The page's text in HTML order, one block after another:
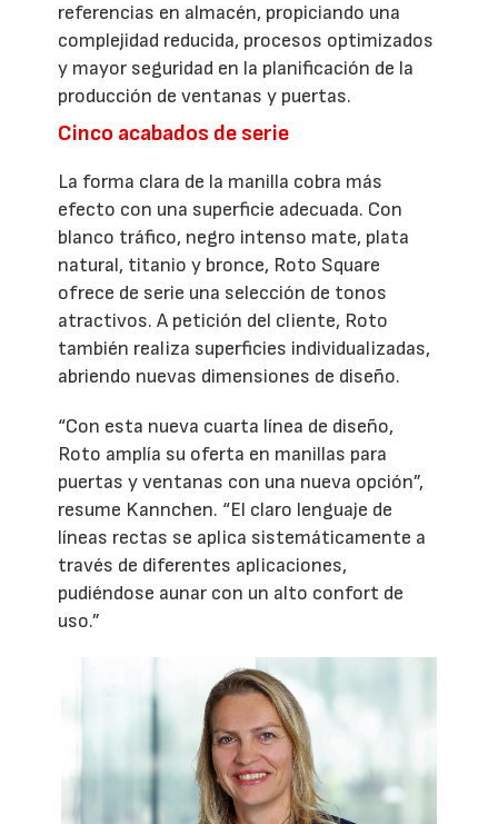
referencias en almacén, propiciando una
complejidad reducida, procesos optimizados
y mayor seguridad en la planificación de la
producción de ventanas y puertas.
Cinco acabados de serie
La forma clara de la manilla cobra más
efecto con una superficie adecuada. Con
blanco tráfico, negro intenso mate, plata
natural, titanio y bronce, Roto Square
ofrece de serie una selección de tonos
atractivos. A petición del cliente, Roto
también realiza superficies individualizadas,
abriendo nuevas dimensiones de diseño.
“Con esta nueva cuarta línea de diseño,
Roto amplía su oferta en manillas para
puertas y ventanas con una nueva opción”,
resume Kannchen. “El claro lenguaje de
líneas rectas se aplica sistemáticamente a
través de diferentes aplicaciones,
pudiéndose aunar con un alto confort de
uso.”